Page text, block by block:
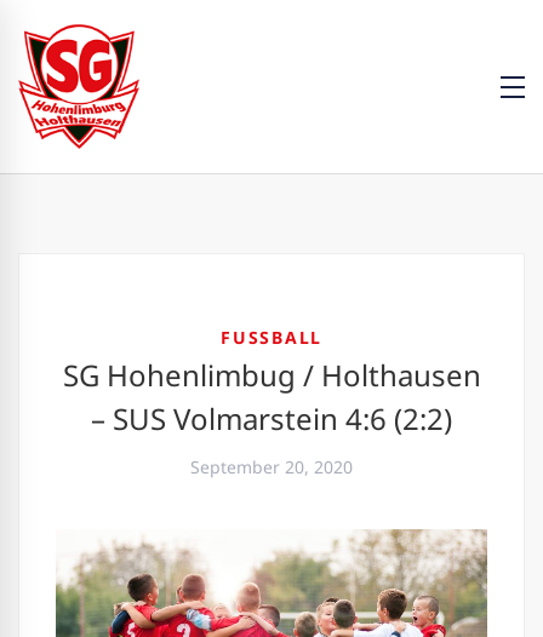
FUSSBALL
SG Hohenlimbug / Holthausen
– SUS Volmarstein 4:6 (2:2)
September 20, 2020